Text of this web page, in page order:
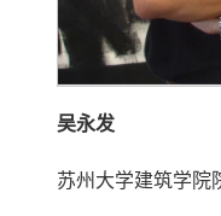
吴永发
苏州大学建筑学院